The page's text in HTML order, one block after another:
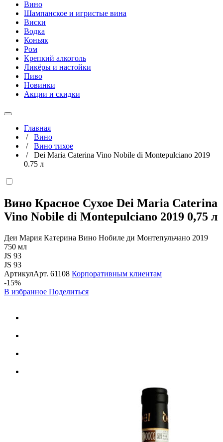
Вино
Шампанское и игристые вина
Виски
Водка
Коньяк
Ром
Крепкий алкоголь
Ликёры и настойки
Пиво
Новинки
Акции и скидки
Главная
/ Вино
/ Вино тихое
/ Dei Maria Caterina Vino Nobile di Montepulciano 2019
0.75 л
Вино Красное Сухое Dei Maria Caterina
Vino Nobile di Montepulciano 2019 0,75 л
Деи Мария Катерина Вино Нобиле ди Монтепульчано 2019
750 мл
JS 93
JS 93
АртикулАрт. 61108 Корпоративным клиентам
-15%
В избранное Поделиться